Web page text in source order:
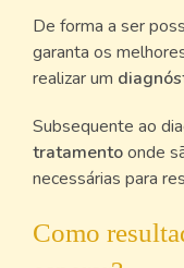
De forma a ser
garanta os
realizar um
Subsequente ao
tratamentoonde
necessárias para
Como